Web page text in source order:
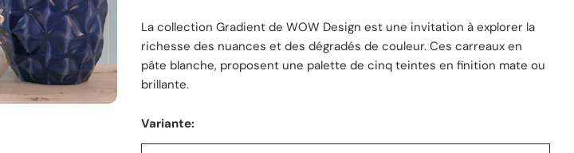
unitaire
La collection Gradient de WOW Design est une invitation à explorer la
richesse des nuances et des dégradés de couleur. Ces carreaux en
pâte blanche, proposent une palette de cinq teintes en finition mate ou
brillante.
Variante: